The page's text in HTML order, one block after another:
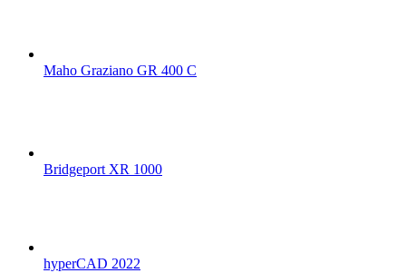
Maho Graziano GR 400 C
Bridgeport XR 1000
hyperCAD 2022